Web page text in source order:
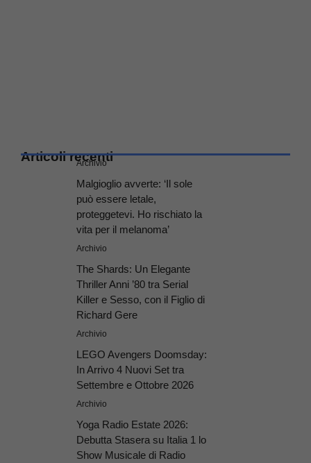
Articoli recenti
Archivio
Malgioglio avverte: ‘Il sole
può essere letale,
proteggetevi. Ho rischiato la
vita per il melanoma’
Archivio
The Shards: Un Elegante
Thriller Anni ’80 tra Serial
Killer e Sesso, con il Figlio di
Richard Gere
Archivio
LEGO Avengers Doomsday:
In Arrivo 4 Nuovi Set tra
Settembre e Ottobre 2026
Archivio
Yoga Radio Estate 2026:
Debutta Stasera su Italia 1 lo
Show Musicale di Radio